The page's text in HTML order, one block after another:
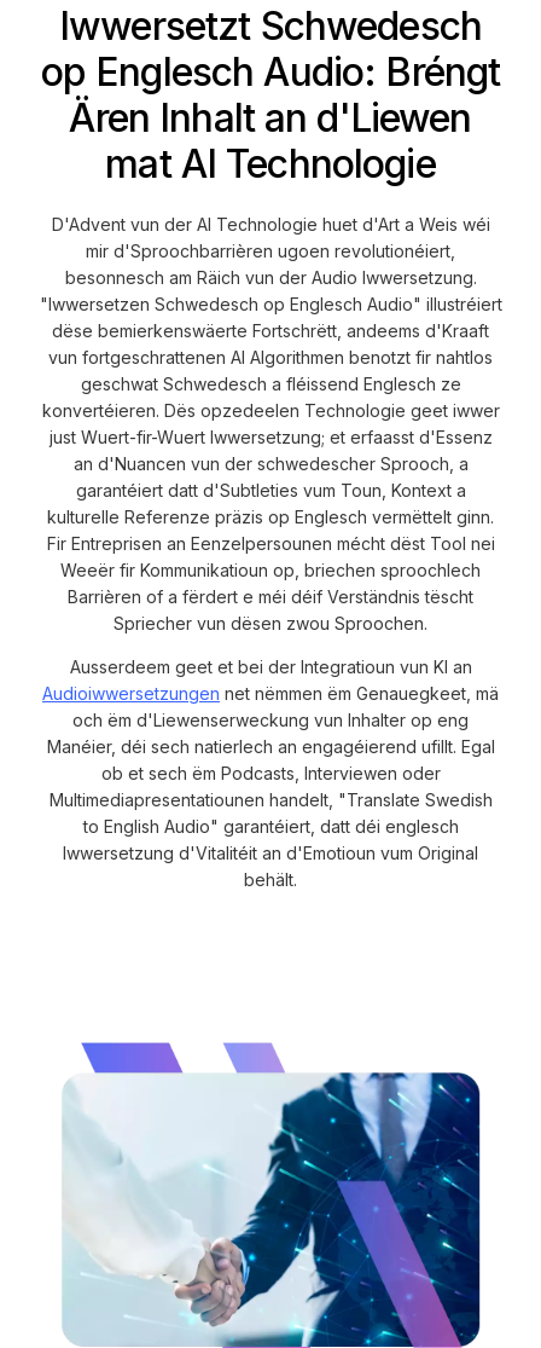
Iwwersetzt Schwedesch
op Englesch Audio: Bréngt
Ären Inhalt an d'Liewen
mat AI Technologie
D'Advent vun der AI Technologie huet d'Art a Weis wéi
mir d'Sproochbarrièren ugoen revolutionéiert,
besonnesch am Räich vun der Audio Iwwersetzung.
"Iwwersetzen Schwedesch op Englesch Audio" illustréiert
dëse bemierkenswäerte Fortschrëtt, andeems d'Kraaft
vun fortgeschrattenen AI Algorithmen benotzt fir nahtlos
geschwat Schwedesch a fléissend Englesch ze
konvertéieren. Dës opzedeelen Technologie geet iwwer
just Wuert-fir-Wuert Iwwersetzung; et erfaasst d'Essenz
an d'Nuancen vun der schwedescher Sprooch, a
garantéiert datt d'Subtleties vum Toun, Kontext a
kulturelle Referenze präzis op Englesch vermëttelt ginn.
Fir Entreprisen an Eenzelpersounen mécht dëst Tool nei
Weeër fir Kommunikatioun op, briechen sproochlech
Barrièren of a fërdert e méi déif Verständnis tëscht
Spriecher vun dësen zwou Sproochen.
Ausserdeem geet et bei der Integratioun vun KI an
Audioiwwersetzungen net nëmmen ëm Genauegkeet, mä
och ëm d'Liewenserweckung vun Inhalter op eng
Manéier, déi sech natierlech an engagéierend ufillt. Egal
ob et sech ëm Podcasts, Interviewen oder
Multimediapresentatiounen handelt, "Translate Swedish
to English Audio" garantéiert, datt déi englesch
Iwwersetzung d'Vitalitéit an d'Emotioun vum Original
behält.